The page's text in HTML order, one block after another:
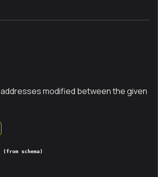
modified between the given
(from schema)